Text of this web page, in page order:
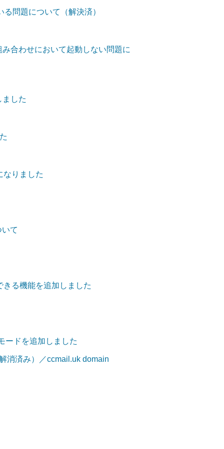
問題について（解決済）
合わせにおいて起動しない問題に
した
なりました
て
る機能を追加しました
ードを追加しました
消済み）／ccmail.uk domain